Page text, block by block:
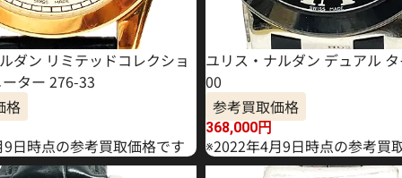
ダン リミテッドコレクショ
ター 276-33
格
日時点の参考買取価格です
ユリス・ナルダン デュアル
00
参考買取価格
368,000円
※2022年4月9日時点の参考買